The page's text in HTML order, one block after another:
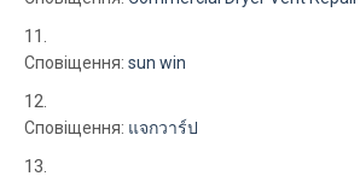
Сповіщення: sun win
Сповіщення: แจกวาร์ป